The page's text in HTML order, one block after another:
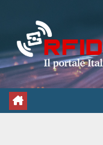
contenuto